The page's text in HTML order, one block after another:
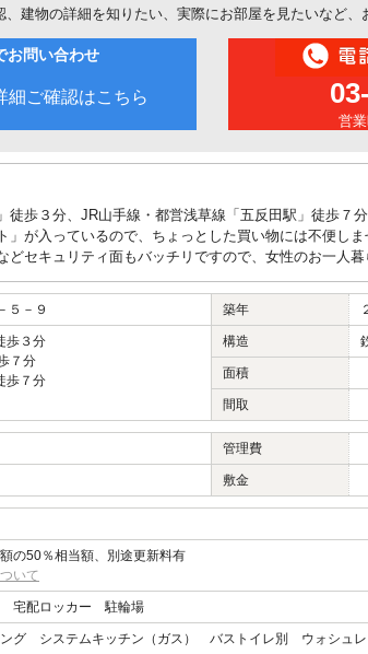
、建物の詳細を知りたい、実際にお部屋を見たいなど
お問い合わせ
細ご確認はこちら
営
徒歩３分、JR山手線・都営浅草線「五反田駅」徒歩７
」が入っているので、ちょっとした買い物には不便し
セキュリティ面もバッチリですので、女性のお一人
５－９ 築年
歩３分
７分
歩７分
構造
面積
間取
管理費
敷金
の50％相当額、別途更新料有
いて
宅配ロッカー 駐輪場
ング システムキッチン（ガス） バストイレ別 ウォシ